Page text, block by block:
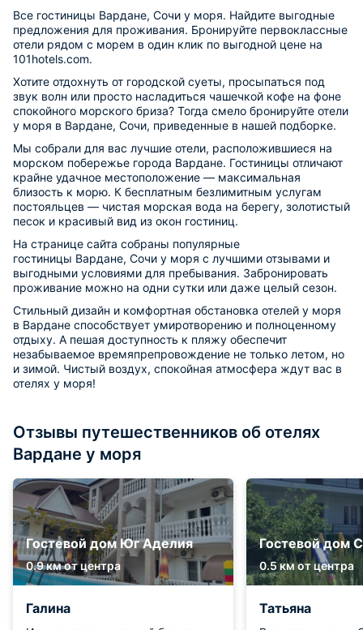
Все гостиницы Вардане, Сочи у моря. Найдите выгодные
предложения для проживания. Бронируйте первоклассные
отели рядом с морем в один клик по выгодной цене на
101hotels.com.
Хотите отдохнуть от городской суеты, просыпаться под
звук волн или просто насладиться чашечкой кофе на фоне
спокойного морского бриза? Тогда смело бронируйте отели
у моря в Вардане, Сочи, приведенные в нашей подборке.
Мы собрали для вас лучшие отели, расположившиеся на
морском побережье города Вардане. Гостиницы отличают
крайне удачное местоположение — максимальная
близость к морю. К бесплатным безлимитным услугам
постояльцев — чистая морская вода на берегу, золотистый
песок и красивый вид из окон гостиниц.
На странице сайта собраны популярные
гостиницы Вардане, Сочи у моря с лучшими отзывами и
выгодными условиями для пребывания. Забронировать
проживание можно на одни сутки или даже целый сезон.
Стильный дизайн и комфортная обстановка отелей у моря
в Вардане способствует умиротворению и полноценному
отдыху. А пешая доступность к пляжу обеспечит
незабываемое времяпрепровождение не только летом, но
и зимой. Чистый воздух, спокойная атмосфера ждут вас в
отелях у моря!
Отзывы путешественников об отелях
Вардане у моря
Гостевой дом Юг Аделия
0.9 км от центра
Галина
Гостевой дом
0.5 км от центра
Татьяна